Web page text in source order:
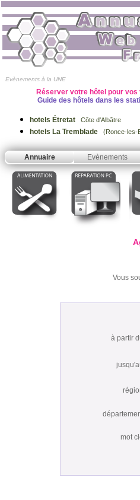
Evènements à la UNE
Réserver votre hôtel pour
Guide des hôtels dans les
hotels Étretat Côte d'Albâtre
hotels La Tremblade (Ronce-les-
Annuaire Evènements
Vous
à partir
mot